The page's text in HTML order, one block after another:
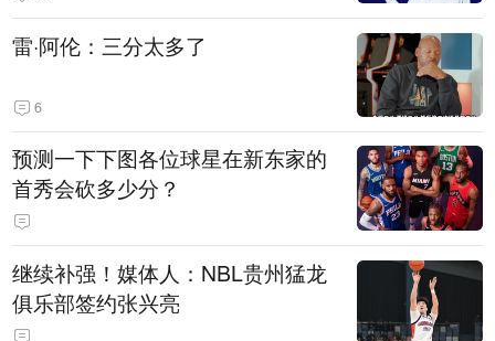
雷·阿伦：三分太多了
6
预测一下下图各位球星在新东家的
首秀会砍多少分？
继续补强！媒体人：NBL贵州猛龙
俱乐部签约张兴亮